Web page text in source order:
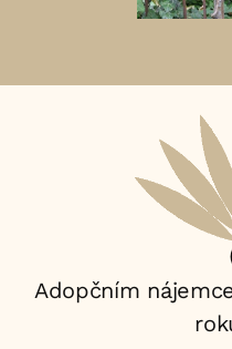
nájemce:
Adopčním